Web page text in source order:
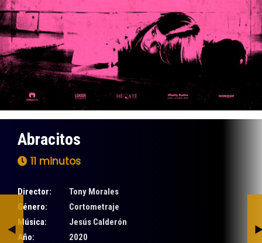
Abracitos
11 minutos
Director:
Tony Morales
Género:
Cortometraje
Música:
Jesús Calderón
Año:
2020
Priceless
Orgullo de Ti